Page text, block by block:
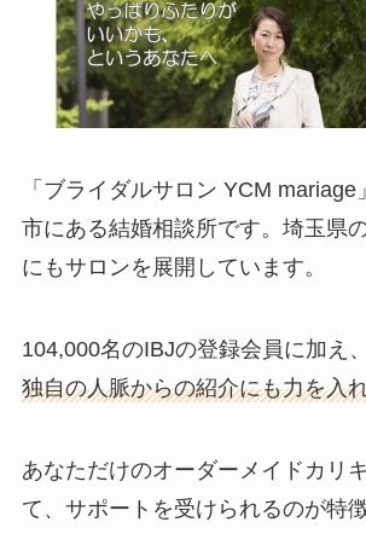
「ブライダルサロン YCM mariage
市にある結婚相談所です。埼玉県
にもサロンを展開しています。
104,000名のIBJの登録会員に加え、
独自の人脈からの紹介にも力を入
あなただけのオーダーメイドカリ
て、サポートを受けられるのが特徴